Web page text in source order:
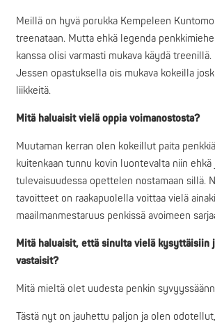
Meillä on hyvä porukka Kempeleen
treenataan. Mutta ehkä legenda
kanssa olisi varmasti mukava käydä
Jessen opastuksella ois mukava kokeilla
liikkeitä.
Mitä haluaisit vielä oppia voimanostosta?
Muutaman kerran olen kokeillut paita
kuitenkaan tunnu kovin luontevalta niin ehkä
tulevaisuudessa opettelen nostamaan sillä.
tavoitteet on raakapuolella voittaa vielä
maailmanmestaruus penkissä avoimeen
Mitä haluaisit, että sinulta vielä kysyttäisiin
vastaisit?
Mitä mieltä olet uudesta penkin
Tästä nyt on jauhettu paljon ja olen